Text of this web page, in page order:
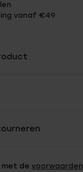
vanaf €49
met de voorwaarden